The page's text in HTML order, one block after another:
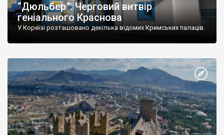
“Дюльбер”. Черговий витвір
геніального Краснова
У Кореїзі розташовано декілька відомих Кримських палаців.